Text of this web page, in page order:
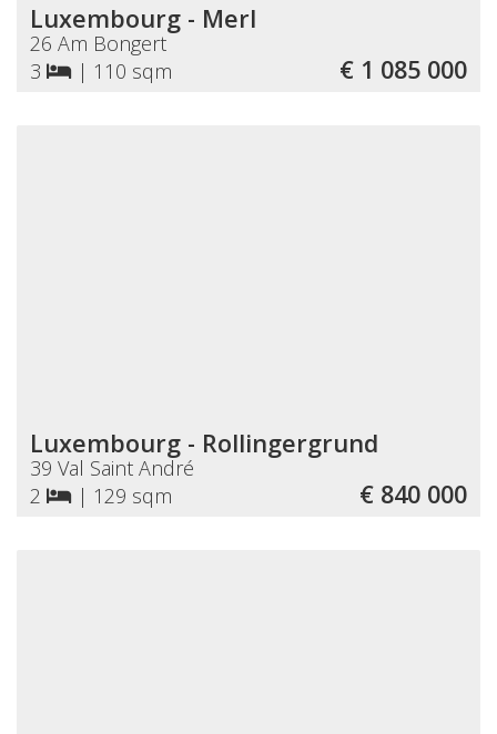
Luxembourg - Merl
26 Am Bongert
3
| 110 sqm € 1 085 000
Luxembourg - Rollingergrund
39 Val Saint André
2
| 129 sqm € 840 000